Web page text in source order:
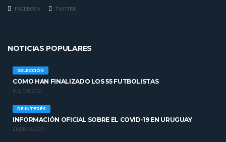
FACEBOOK TWITTER
NOTICIAS POPULARES
SELECCIÓN
COMO HAN FINALIZADO LOS 55 FUTBOLISTAS
JULIO 8, 2018
DE INTERÉS
INFORMACIÓN OFICIAL SOBRE EL COVID-19 EN URUGUAY
ENERO 6, 2021